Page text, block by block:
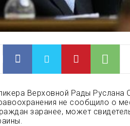
Верховной Рады Руслана
не сообщило о
заранее, может